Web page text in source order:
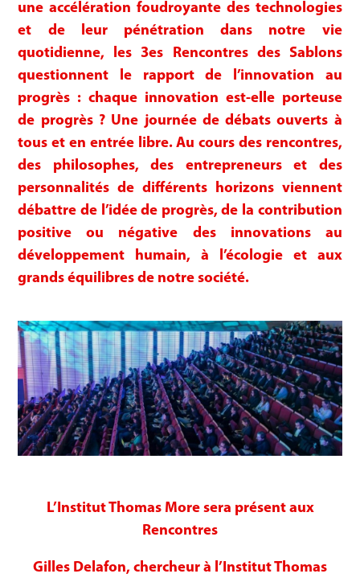
une accélération foudroyante des technologies
et de leur pénétration dans notre vie
quotidienne, les 3es Rencontres des Sablons
questionnent le rapport de l’innovation au
progrès : chaque innovation est-elle porteuse
de progrès ? Une journée de débats ouverts à
tous et en entrée libre. Au cours des rencontres,
des philosophes, des entrepreneurs et des
personnalités de différents horizons viennent
débattre de l’idée de progrès, de la contribution
positive ou négative des innovations au
développement humain, à l’écologie et aux
grands équilibres de notre société.
L’Institut Thomas More sera présent aux
Rencontres
Gilles Delafon, chercheur à l’Institut Thomas